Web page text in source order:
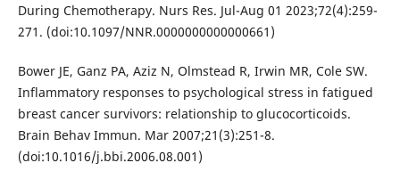
During Chemotherapy. Nurs Res. Jul-Aug 01 2023;72(4):259-
271. (doi:10.1097/NNR.0000000000000661)
Bower JE, Ganz PA, Aziz N, Olmstead R, Irwin MR, Cole SW.
Inflammatory responses to psychological stress in fatigued
breast cancer survivors: relationship to glucocorticoids.
Brain Behav Immun. Mar 2007;21(3):251-8.
(doi:10.1016/j.bbi.2006.08.001)